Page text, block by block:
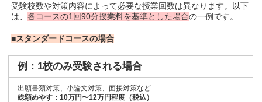
受験校数や対策内容によって必要な授業回数は異なります。以下
は、各コースの1回90分授業料を基準とした場合の一例です。
■スタンダードコースの場合
例：1校のみ受験される場合
出願書類対策、小論文対策、面接対策など
総額めやす：10万円〜12万円程度（税込）